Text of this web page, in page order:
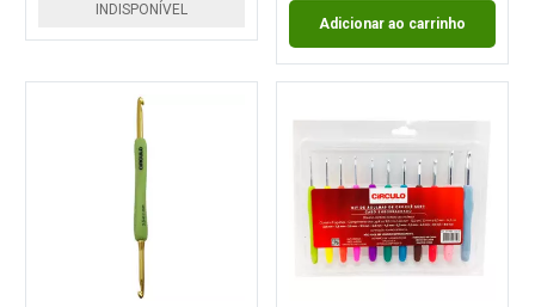
INDISPONÍVEL
Adicionar ao carrinho